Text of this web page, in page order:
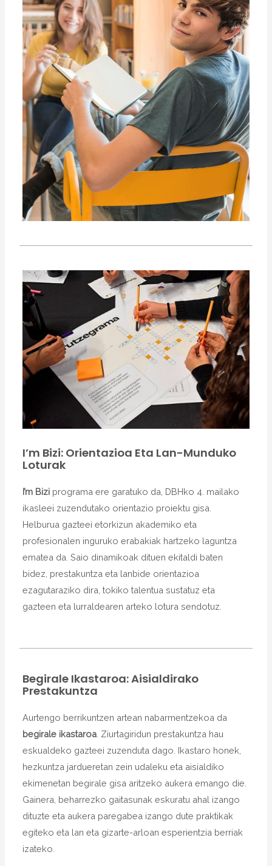
I’m Bizi: Orientazioa Eta Lan-Munduko
Loturak
I’m Bizi programa ere garatuko da, DBHko 4. mailako
ikasleei zuzendutako orientazio proiektu gisa.
Helburua gazteei etorkizun akademiko eta
profesionalen inguruko erabakiak hartzeko laguntza
ematea da. Saio dinamikoak dituen ekitaldi baten
bidez, prestakuntza eta lanbide orientazioa
ezagutaraziko dira, tokiko talentua sustatuz eta
gazteen eta lurraldearen arteko lotura sendotuz.
Begirale Ikastaroa: Aisialdirako
Prestakuntza
Aurtengo berrikuntzen artean nabarmentzekoa da
begirale ikastaroa . Ziurtagiridun prestakuntza hau
eskualdeko gazteei zuzenduta dago. Ikastaro honek,
hezkuntza jardueretan zein udaleku eta aisialdiko
ekimenetan begirale gisa aritzeko aukera emango die.
Gainera, beharrezko gaitasunak eskuratu ahal izango
dituzte eta aukera paregabea izango dute praktikak
egiteko eta lan eta gizarte-arloan esperientzia berriak
izateko.